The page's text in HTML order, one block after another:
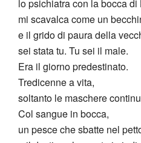
lo psichiatra con la bocca di
mi scavalca come un
e il grido di paura della
sei stata tu. Tu sei il male.
Era il giorno predestinato.
Tredicenne a vita,
soltanto le maschere
Col sangue in bocca,
un pesce che sbatte nel